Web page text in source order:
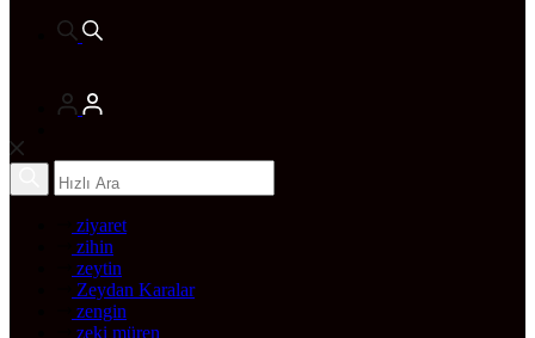
ziyaret
zihin
zeytin
Zeydan Karalar
zengin
zeki müren